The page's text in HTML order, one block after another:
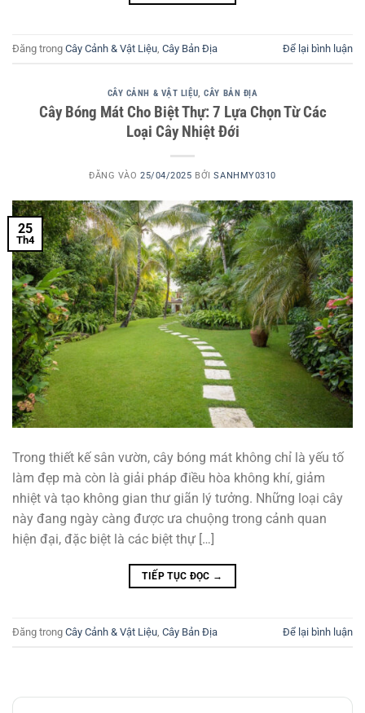
Đăng trong Cây Cảnh & Vật Liệu Cây Bản Địa Để lại bình luận
CÂY CẢNH & VẬT LIỆU,CÂY BẢN ĐỊA
Cây Bóng Mát Cho Biệt Thự: 7 Lựa Chọn Từ Các
Loại Cây Nhiệt Đới
ĐĂNG VÀO 25/04/2025 BỞISANHMY0310
25
Th4
Trong thiết kế sân vườn, cây bóng mát không chỉ là yếu tố
làm đẹp mà còn là giải pháp điều hòa không khí, giảm
nhiệt và tạo không gian thư giãn lý tưởng. Những loại cây
này đang ngày càng được ưa chuộng trong cảnh quan
hiện đại, đặc biệt là các biệt thự […]
TIẾP TỤC ĐỌC →
Đăng trong Cây Cảnh & Vật Liệu Cây Bản Địa Để lại bình luận